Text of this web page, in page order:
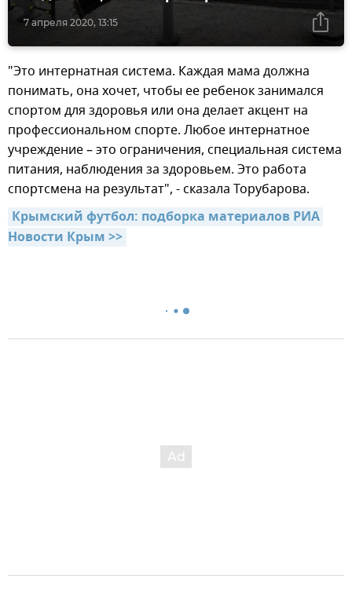
7 апреля 2020, 13:15
"Это интернатная система. Каждая мама должна
понимать, она хочет, чтобы ее ребенок занимался
спортом для здоровья или она делает акцент на
профессиональном спорте. Любое интернатное
учреждение – это ограничения, специальная система
питания, наблюдения за здоровьем. Это работа
спортсмена на результат", - сказала Торубарова.
Крымский футбол: подборка материалов РИА
Новости Крым >>